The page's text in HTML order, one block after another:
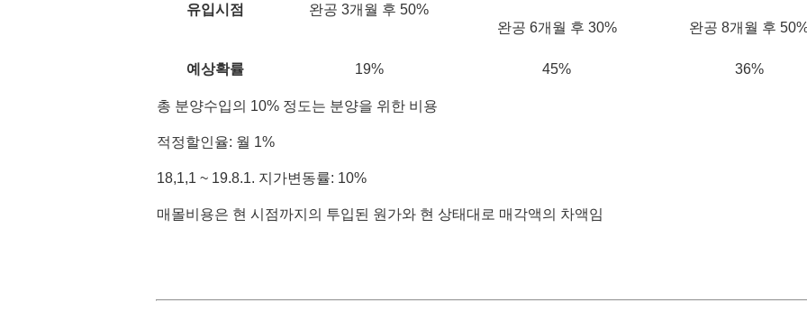
유입시점 완공 3개월 후 50%
완공 6개월 후 30% 완공 8개월 후
예상확률 19% 45% 36%
총 분양수입의 10% 정도는 분양을 위한 비용
적정할인율: 월 1%
18,1,1 ~ 19.8.1. 지가변동률: 10%
매몰비용은 현 시점까지의 투입된 원가와 현 상태대로 매각액의 차액임